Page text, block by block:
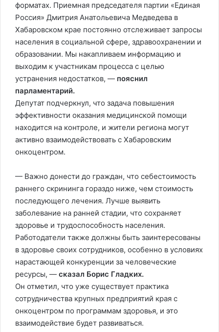
форматах. Приемная председателя партии «Единая
Россия» Дмитрия Анатольевича Медведева в
Хабаровском крае постоянно отслеживает запросы
населения в социальной сфере, здравоохранении и
образовании. Мы накапливаем информацию и
выходим к участникам процесса с целью
устранения недостатков, — пояснил
парламентарий.
Депутат подчеркнул, что задача повышения
эффективности оказания медицинской помощи
находится на контроле, и жители региона могут
активно взаимодействовать с Хабаровским
онкоцентром.
— Важно донести до граждан, что себестоимость
раннего скрининга гораздо ниже, чем стоимость
последующего лечения. Лучше выявить
заболевание на ранней стадии, что сохраняет
здоровье и трудоспособность населения.
Работодатели также должны быть заинтересованы
в здоровье своих сотрудников, особенно в условиях
нарастающей конкуренции за человеческие
ресурсы, — сказал Борис Гладких.
Он отметил, что уже существует практика
сотрудничества крупных предприятий края с
онкоцентром по программам здоровья, и это
взаимодействие будет развиваться.